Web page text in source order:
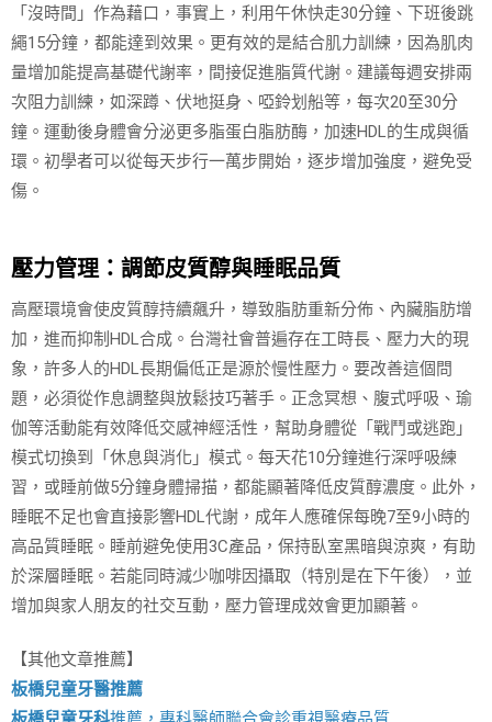
「沒時間」作為藉口，事實上，利用午休快走30分鐘、下班後跳
繩15分鐘，都能達到效果。更有效的是結合肌力訓練，因為肌肉
量增加能提高基礎代謝率，間接促進脂質代謝。建議每週安排兩
次阻力訓練，如深蹲、伏地挺身、啞鈴划船等，每次20至30分
鐘。運動後身體會分泌更多脂蛋白脂肪酶，加速HDL的生成與循
環。初學者可以從每天步行一萬步開始，逐步增加強度，避免受
傷。
壓力管理：調節皮質醇與睡眠品質
高壓環境會使皮質醇持續飆升，導致脂肪重新分佈、內臟脂肪增
加，進而抑制HDL合成。台灣社會普遍存在工時長、壓力大的現
象，許多人的HDL長期偏低正是源於慢性壓力。要改善這個問
題，必須從作息調整與放鬆技巧著手。正念冥想、腹式呼吸、瑜
伽等活動能有效降低交感神經活性，幫助身體從「戰鬥或逃跑」
模式切換到「休息與消化」模式。每天花10分鐘進行深呼吸練
習，或睡前做5分鐘身體掃描，都能顯著降低皮質醇濃度。此外，
睡眠不足也會直接影響HDL代謝，成年人應確保每晚7至9小時的
高品質睡眠。睡前避免使用3C產品，保持臥室黑暗與涼爽，有助
於深層睡眠。若能同時減少咖啡因攝取（特別是在下午後），並
增加與家人朋友的社交互動，壓力管理成效會更加顯著。
【其他文章推薦】
板橋兒童牙醫推薦